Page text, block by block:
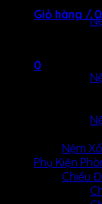
Giỏ hàng /0
Chưa
0
Chưa có
Nệm
Phụ Kiện
Chiếu